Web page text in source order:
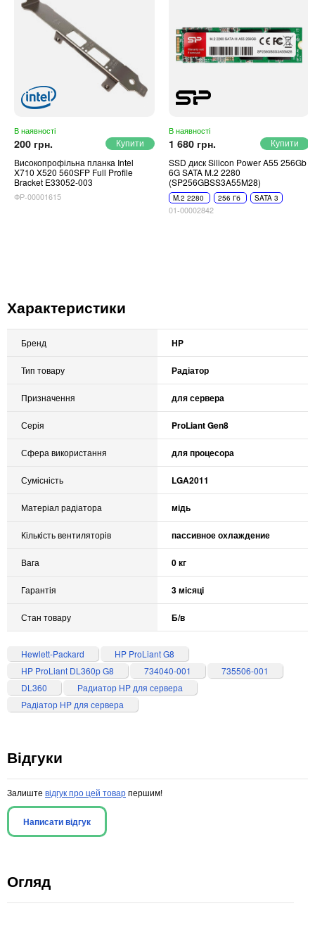
В наявності
200 грн.
Високопрофільна планка Intel
X710 X520 560SFP Full Profile
Bracket E33052-003
ФР-00001615
В наявності
1 680 грн.
SSD диск Silicon Power A55 256Gb
6G SATA M.2 2280
(SP256GBSS3A55M28)
M.2 2280 256 Гб SATA 3
01-00002842
Характеристики
Бренд HP
Тип товару Радіатор
Призначення для сервера
Серія ProLiant Gen8
Сфера використання для процесора
Сумісність LGA2011
Матеріал радіатора мідь
Кількість вентиляторів пассивное охлаждение
Вага 0 кг
Гарантія 3 місяці
Стан товару Б/в
Hewlett-Packard
HP ProLiant G8
HP ProLiant DL360p G8
734040-001
735506-001
DL360
Радиатор HP для сервера
Радіатор HP для сервера
Відгуки
Залиште відгук про цей товарпершим!
Написати відгук
Огляд